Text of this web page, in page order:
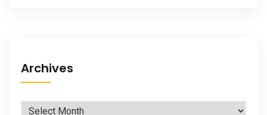
Archives
Archives